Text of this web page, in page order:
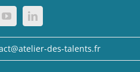
YouTubeLinkedIn
des-talents.fr